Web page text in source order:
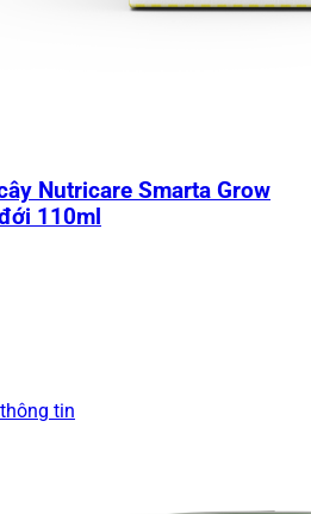
Nutricare Smarta Grow
110ml
tin